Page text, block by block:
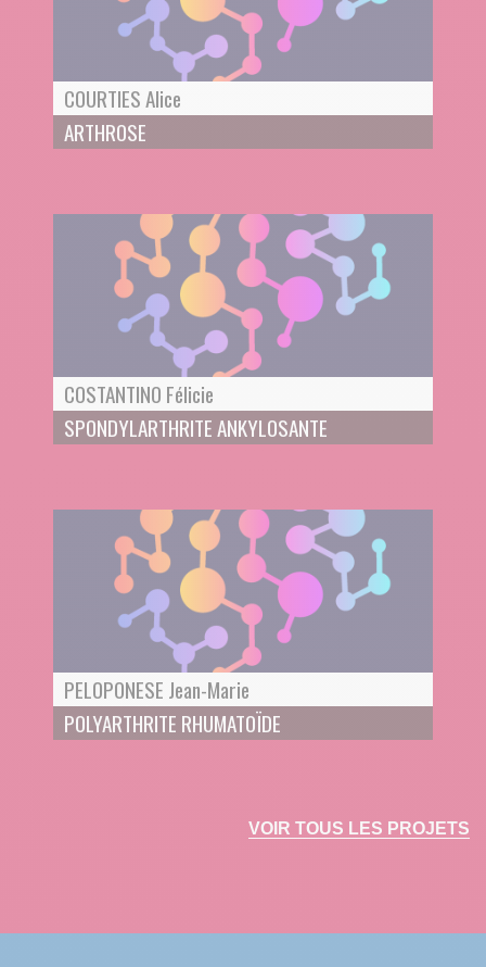
COURTIES Alice
ARTHROSE
COSTANTINO Félicie
SPONDYLARTHRITE ANKYLOSANTE
PELOPONESE Jean-Marie
POLYARTHRITE RHUMATOÏDE
VOIR TOUS LES PROJETS